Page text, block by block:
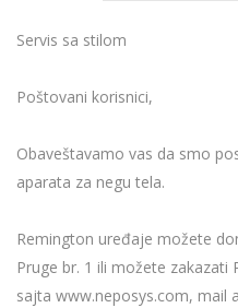
Servis sa stilom
Poštovani korisnici,
Obaveštavamo vas da smo
aparata za negu tela.
Remington uređaje možete
Pruge br. 1 ili možete zakazati
sajta www.neposys.com, mail